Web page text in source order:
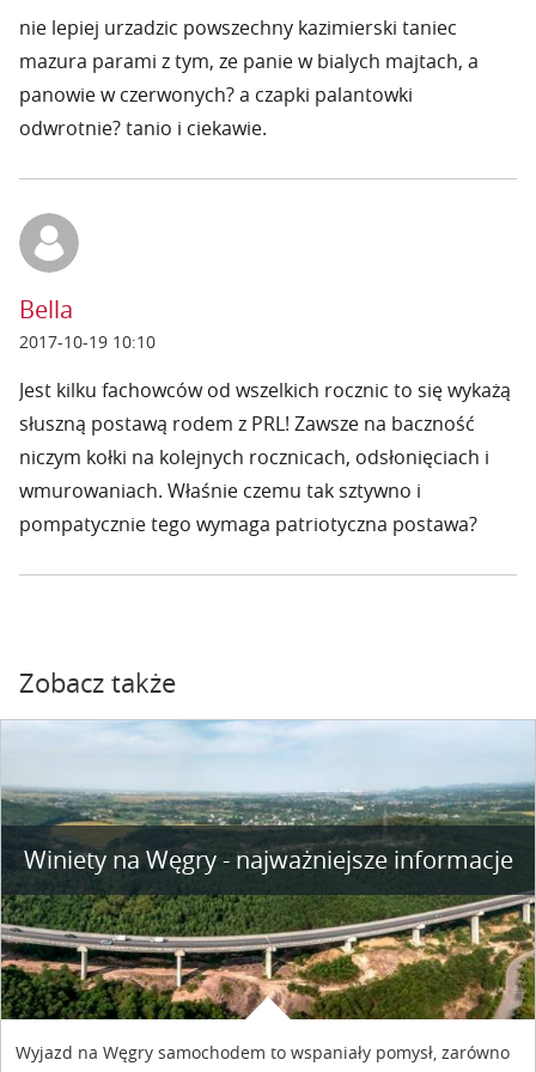
nie lepiej urzadzic powszechny kazimierski taniec
mazura parami z tym, ze panie w bialych majtach, a
panowie w czerwonych? a czapki palantowki
odwrotnie? tanio i ciekawie.
Bella
2017-10-19 10:10
Jest kilku fachowców od wszelkich rocznic to się wykażą
słuszną postawą rodem z PRL! Zawsze na baczność
niczym kołki na kolejnych rocznicach, odsłonięciach i
wmurowaniach. Właśnie czemu tak sztywno i
pompatycznie tego wymaga patriotyczna postawa?
Zobacz także
Winiety na Węgry - najważniejsze informacje
Wyjazd na Węgry samochodem to wspaniały pomysł, zarówno